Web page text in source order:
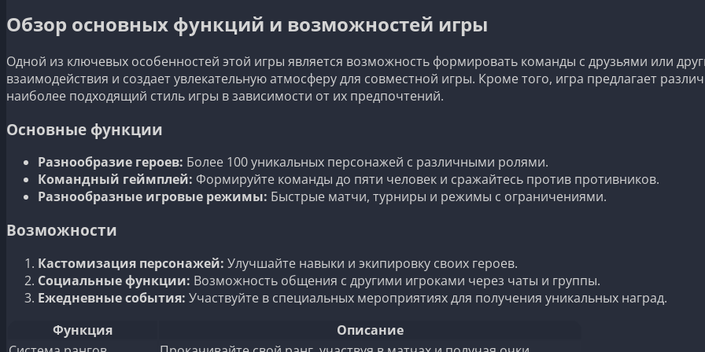
Обзор основных функций и возможностей игры
Одной из ключевых особенностей этой игры является возможность формировать команды с друзьями или
взаимодействия и создает увлекательную атмосферу для совместной игры. Кроме того, игра предлагает
наиболее подходящий стиль игры в зависимости от их предпочтений.
Основные функции
Разнообразие героев: Более 100 уникальных персонажей с различными ролями.
Командный геймплей: Формируйте команды до пяти человек и сражайтесь против противников.
Разнообразные игровые режимы: Быстрые матчи, турниры и режимы с ограничениями.
Возможности
Кастомизация персонажей: Улучшайте навыки и экипировку своих героев.
Социальные функции: Возможность общения с другими игроками через чаты и группы.
Ежедневные события: Участвуйте в специальных мероприятиях для получения уникальных наград.
Функция
Описание